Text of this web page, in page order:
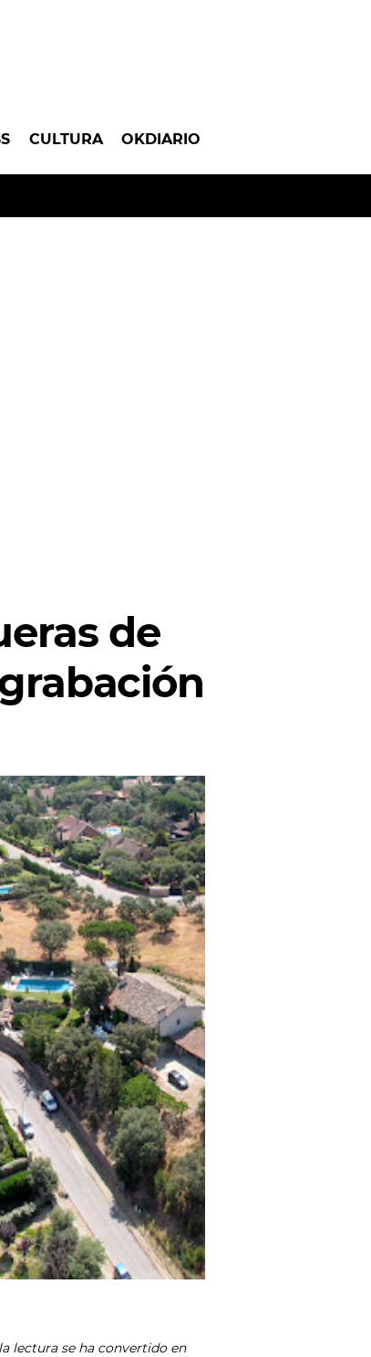
CULTURA OKDIARIO
de
lectura se ha convertido en